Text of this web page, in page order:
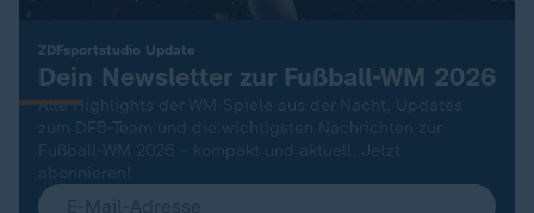
ZDFsportstudio Update
:
Dein Newsletter zur Fußball-WM 2026
Alle Highlights der WM-Spiele aus der Nacht, Updates
zum DFB-Team und die wichtigsten Nachrichten zur
Fußball-WM 2026 – kompakt und aktuell. Jetzt
abonnieren!